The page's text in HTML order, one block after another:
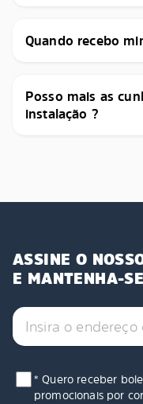
Quando recebo
Posso mais as
instalação ?
ASSINE O
E MANTENHA-
* Quero receber
promocionais por